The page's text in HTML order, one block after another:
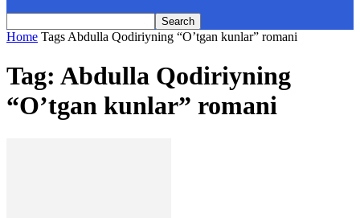
Home Tags Abdulla Qodiriyning “O’tgan kunlar” romani
Tag: Abdulla Qodiriyning
“O’tgan kunlar” romani